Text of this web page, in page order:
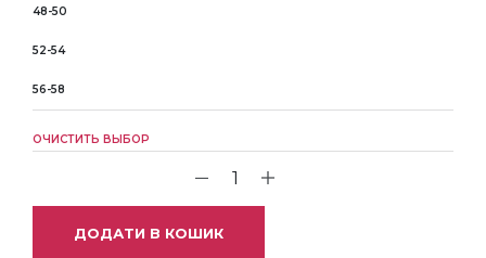
48-50
52-54
56-58
ОЧИСТИТЬ ВЫБОР
ДОДАТИ В КОШИК